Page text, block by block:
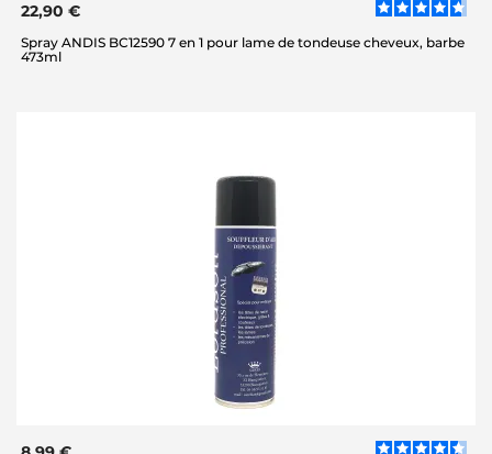
22,90 €
Spray ANDIS BC12590 7 en 1 pour lame de tondeuse cheveux, barbe
473ml